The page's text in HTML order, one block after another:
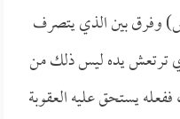
وفرق بين الذي يتصرف
ترتعش يده ليس ذلك من
يستحق عليه العقوبة